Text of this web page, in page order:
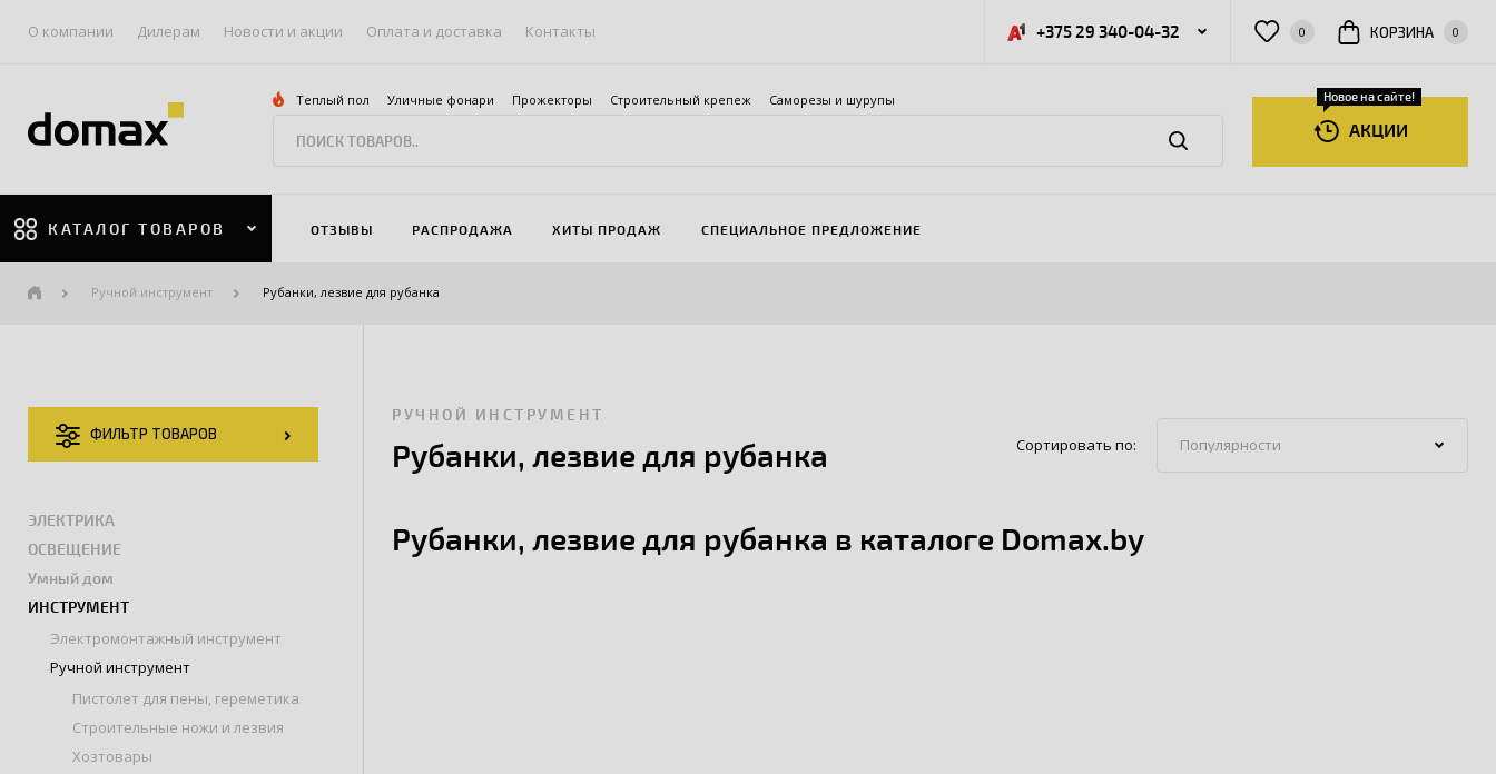
О компании Дилерам Новости и акции Оплата и доставка Контакты +375 29 340-04-32 0 КОРЗИНА 0
Теплый пол Уличные фонари Прожекторы Строительный крепеж Саморезы и шурупы
АКЦИИ
Новое на сайте!
КАТАЛОГ ТОВАРОВ ОТЗЫВЫ РАСПРОДАЖА ХИТЫ ПРОДАЖ СПЕЦИАЛЬНОЕ ПРЕДЛОЖЕНИЕ
Ручной инструмент Рубанки, лезвие для рубанка
ФИЛЬТР ТОВАРОВ
ЭЛЕКТРИКА
ОСВЕЩЕНИЕ
Умный дом
ИНСТРУМЕНТ
Электромонтажный инструмент
Ручной инструмент
Пистолет для пены, гереметика
Строительные ножи и лезвия
Хозтовары
РУЧНОЙ ИНСТРУМЕНТ
Рубанки, лезвие для рубанка Сортировать по:
Рубанки, лезвие для рубанка в каталоге Domax.by